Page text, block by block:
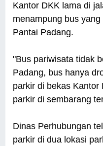
Kantor DKK lama di
menampung bus
Pantai Padang.
"Bus pariwisata tidak
Padang, bus hanya
parkir di bekas Kantor
parkir di sembarang
Dinas Perhubungan
parkir di dua lokasi